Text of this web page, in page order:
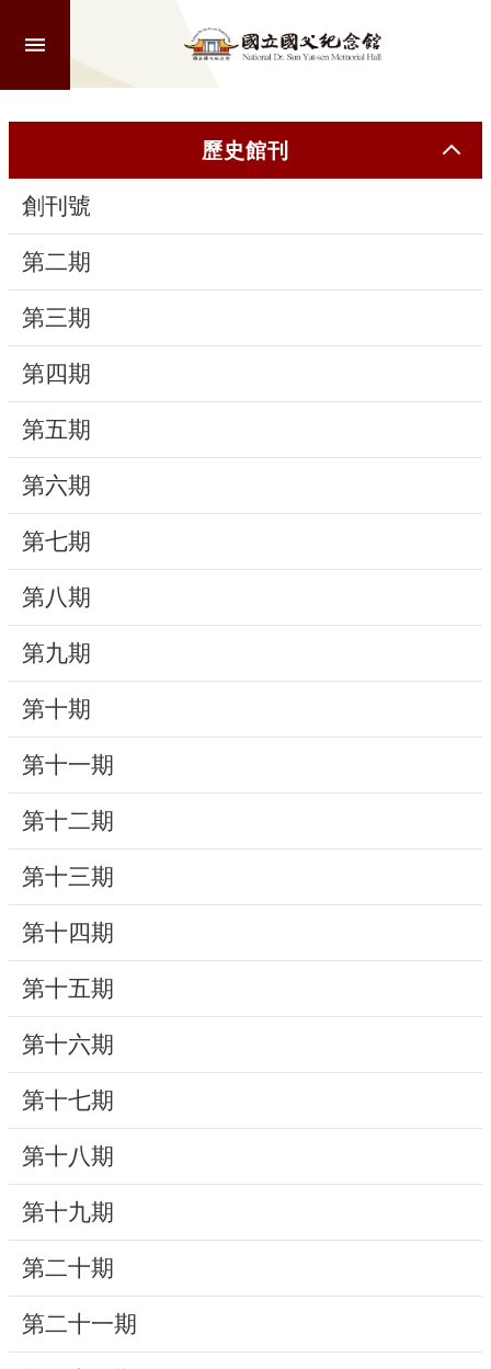
階
尋
認
識
本
館
參
觀
動
線
上
源
新
聞
與
公
告
便
民
服
研
究
典
藏
性
別
平
等
政
府
歷史館刊
創刊號
第二期
第三期
第四期
第五期
第六期
第七期
第八期
第九期
第十期
第十一期
第十二期
第十三期
第十四期
第十五期
第十六期
第十七期
第十八期
第十九期
第二十期
第二十一期